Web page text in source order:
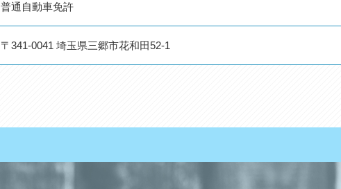
普通自動車免許
〒341-0041 埼玉県三郷市花和田52-1